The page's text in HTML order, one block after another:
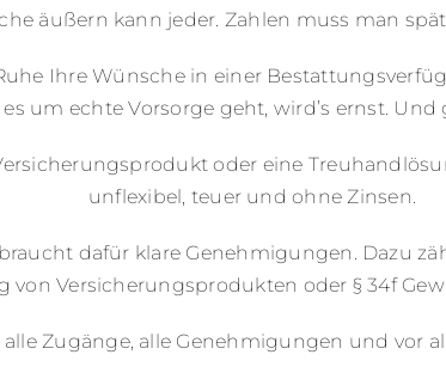
äußern kann jeder. Zahlen muss man
Ihre Wünsche in einer
um echte Vorsorge geht, wird’s ernst.
oder eine
unflexibel, teuer und ohne Zinsen.
dafür klare Genehmigungen. Dazu
von Versicherungsprodukten oder § 34f
Zugänge, alle Genehmigungen und vor